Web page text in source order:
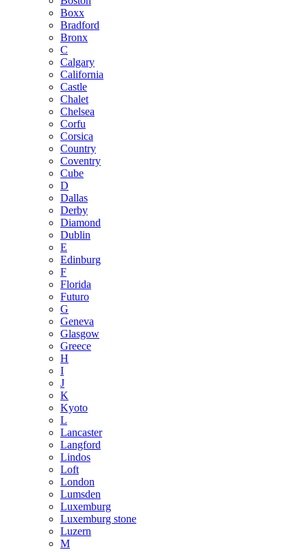
Boxx
Bradford
Bronx
C
Calgary
California
Castle
Chalet
Chelsea
Corfu
Corsica
Country
Coventry
Cube
D
Dallas
Derby
Diamond
Dublin
E
Edinburg
F
Florida
Futuro
G
Geneva
Glasgow
Greece
H
I
J
K
Kyoto
L
Lancaster
Langford
Lindos
Loft
London
Lumsden
Luxemburg
Luxemburg stone
Luzern
M